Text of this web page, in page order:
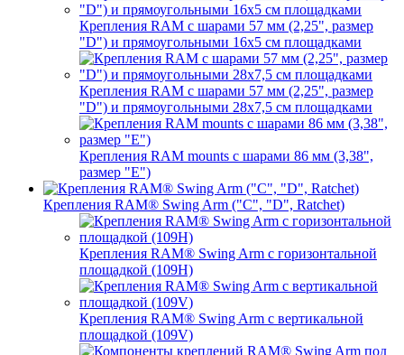
Крепления RAM с шарами 57 мм (2,25", размер
"D") и прямоугольными 16х5 см площадками
Крепления RAM с шарами 57 мм (2,25", размер
"D") и прямоугольными 28х7,5 см площадками
Крепления RAM mounts с шарами 86 мм (3,38",
размер "E")
Крепления RAM® Swing Arm ("C", "D", Ratchet)
Крепления RAM® Swing Arm с горизонтальной
площадкой (109H)
Крепления RAM® Swing Arm с вертикальной
площадкой (109V)